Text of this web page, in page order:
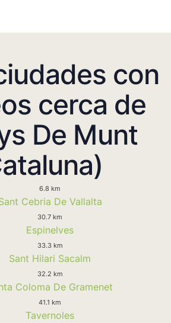
con
cerca de
De Munt
6.8 km
Cebria De Vallalta
30.7 km
Espinelves
33.3 km
Sant Hilari Sacalm
32.2 km
Coloma De Gramenet
41.1 km
Tavernoles